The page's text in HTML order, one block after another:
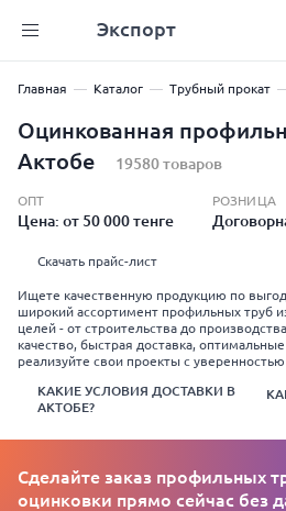
Экспорт
Главная Каталог Трубный прокат
Оцинкованная
Актобе
19580 товаров
ОПТ
Цена: от 50 000 тенге
РОЗНИЦА
Скачать прайс-лист
Ищете качественную продукцию по
широкий ассортимент профильных труб
целей - от строительства до
качество, быстрая доставка,
реализуйте свои проекты с
КАКИЕ УСЛОВИЯ ДОСТАВКИ В
АКТОБЕ?
Сделайте заказ профильных
оцинковки прямо сейчас без